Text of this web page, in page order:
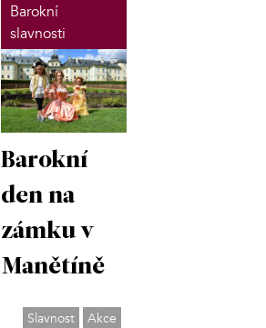
Barokní
slavnosti
Barokní
den na
zámku v
Manětíně
Slavnost
Akce